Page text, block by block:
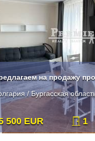
/ Бургасская
500 EUR 1